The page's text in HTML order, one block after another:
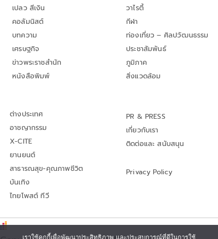
เปลว สีเงิน
คอลัมนิสต์
บทความ
เศรษฐกิจ
ข่าวพระราชสำนัก
หนังสือพิมพ์
วาไรตี้
กีฬา
ท่องเที่ยว – ศิลปวัฒนธรรม
ประชาสัมพันธ์
ภูมิภาค
สิ่งแวดล้อม
ต่างประเทศ
อาชญากรรม
X-CITE
ยานยนต์
สาธารณสุข-คุณภาพชีวิต
บันเทิง
ไทยโพสต์ ทีวี
PR & PRESS
เกี่ยวกับเรา
ติดต่อและ สนับสนุน
Privacy Policy
เราใช้คุกกี้เพื่อพัฒนาประสิทธิภาพ และประสบการณ์ที่ดีในการใช้